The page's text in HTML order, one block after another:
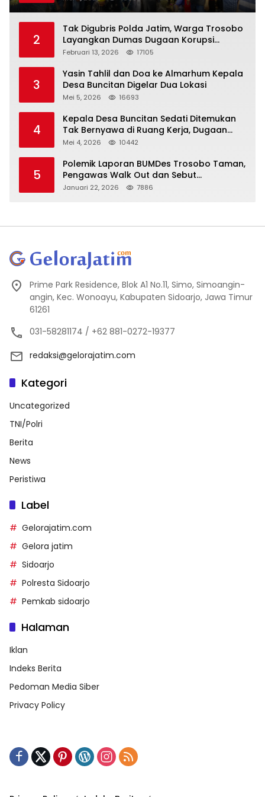
2
Tak Digubris Polda Jatim, Warga Trosobo
Layangkan Dumas Dugaan Korupsi
Oknum DPRD Sidoarjo ke Kapolri
Februari 13, 2026 17105
3
Yasin Tahlil dan Doa ke Almarhum Kepala
Desa Buncitan Digelar Dua Lokasi
Mei 5, 2026 16693
4
Kepala Desa Buncitan Sedati Ditemukan
Tak Bernyawa di Ruang Kerja, Dugaan
Bunuh Diri Menguat
Mei 4, 2026 10442
5
Polemik Laporan BUMDes Trosobo Taman,
Pengawas Walk Out dan Sebut
Kejanggalan
Januari 22, 2026 7886
Prime Park Residence, Blok A1 No.11, Simo, Simoangin-
angin, Kec. Wonoayu, Kabupaten Sidoarjo, Jawa Timur
61261
031-58281174 / +62 881-0272-19377
redaksi@gelorajatim.com
Kategori
Uncategorized
TNI/Polri
Berita
News
Peristiwa
Label
Gelorajatim.com
Gelora jatim
Sidoarjo
Polresta Sidoarjo
Pemkab sidoarjo
Halaman
Iklan
Indeks Berita
Pedoman Media Siber
Privacy Policy